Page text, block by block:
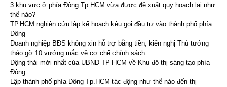
3 khu vực ở phía Đông Tp.HCM vừa được đề xuất quy hoạch lại như
thế nào?
TP.HCM nghiên cứu lập kế hoạch kêu gọi đầu tư vào thành phố phía
Đông
Doanh nghiệp BĐS không xin hỗ trợ bằng tiền, kiến nghị Thủ tướng
tháo gỡ 10 vướng mắc về cơ chế chính sách
Động thái mới nhất của UBND TP HCM về Khu đô thị sáng tạo phía
Đông
Lập thành phố phía Đông Tp.HCM tác động như thế nào đến thị